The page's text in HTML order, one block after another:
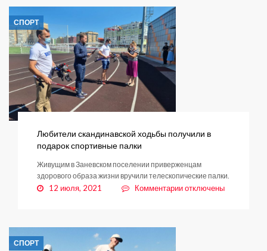
СПОРТ
Любители скандинавской ходьбы получили в
подарок спортивные палки
Живущим в Заневском поселении приверженцам
здорового образа жизни вручили телескопические палки.
12 июля, 2021 Комментариикотключены
СПОРТ